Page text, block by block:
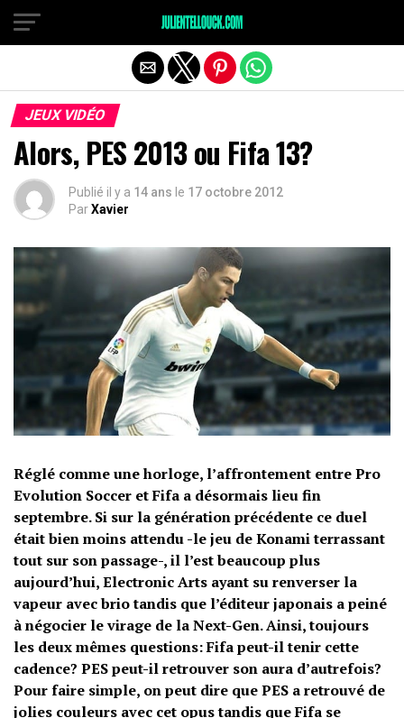
JEUX VIDÉO
Alors, PES 2013 ou Fifa 13?
Publié il y a 14 ans le 17 octobre 2012
ParXavier
Réglé comme une horloge, l’affrontement entre Pro
Evolution Soccer et Fifa a désormais lieu fin
septembre. Si sur la génération précédente ce duel
était bien moins attendu -le jeu de Konami terrassant
tout sur son passage-, il l’est beaucoup plus
aujourd’hui, Electronic Arts ayant su renverser la
vapeur avec brio tandis que l’éditeur japonais a peiné
à négocier le virage de la Next-Gen. Ainsi, toujours
les deux mêmes questions: Fifa peut-il tenir cette
cadence? PES peut-il retrouver son aura d’autrefois?
Pour faire simple, on peut dire que PES a retrouvé de
jolies couleurs avec cet opus tandis que Fifa se